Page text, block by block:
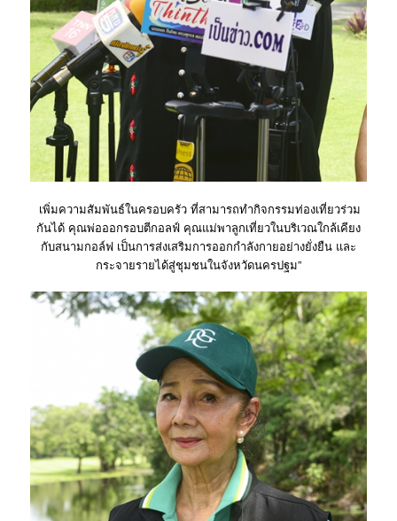
เพิ่มความสัมพันธ์ในครอบครัว ที่สามารถทำกิจกรรมท่องเที่ยวร่วม
กันได้ คุณพ่อออกรอบตีกอลฟ์ คุณแม่พาลูกเที่ยวในบริเวณใกล้เคียง
กับสนามกอล์ฟ เป็นการส่งเสริมการออกกำลังกายอย่างยั่งยืน และ
กระจายรายได้สู่ชุมชนในจังหวัดนครปฐม”